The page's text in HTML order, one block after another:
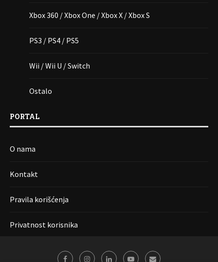
Xbox 360 / Xbox One / Xbox X / Xbox S
PS3 / PS4 / PS5
Wii / Wii U / Switch
Ostalo
PORTAL
O nama
Kontakt
Pravila korišćenja
Privatnost korisnika